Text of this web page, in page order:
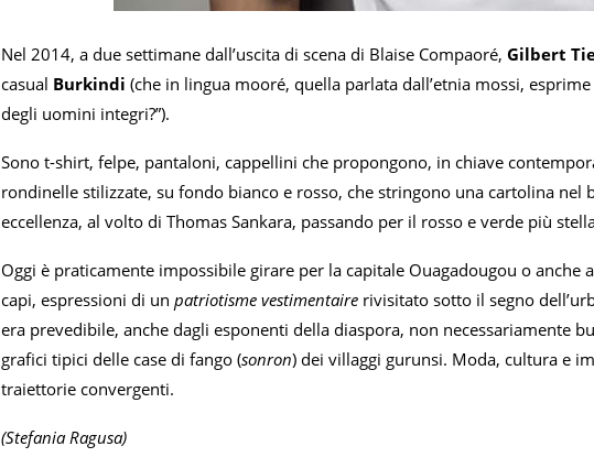
Nel 2014, a due settimane dall’uscita di scena di Blaise Compaoré, Gilbert
casual Burkindi (che in lingua mooré, quella parlata dall’etnia mossi,
degli uomini integri?”).
Sono t-shirt, felpe, pantaloni, cappellini che propongono, in chiave
rondinelle stilizzate, su fondo bianco e rosso, che stringono una cartolina nel
eccellenza, al volto di Thomas Sankara, passando per il rosso e verde più
Oggi è praticamente impossibile girare per la capitale Ouagadougou o
capi, espressioni di un patriotisme vestimentaire rivisitato sotto il segno
era prevedibile, anche dagli esponenti della diaspora, non necessariamente
grafici tipici delle case di fango (sonron) dei villaggi gurunsi. Moda, cultura e
traiettorie convergenti.
(Stefania Ragusa)